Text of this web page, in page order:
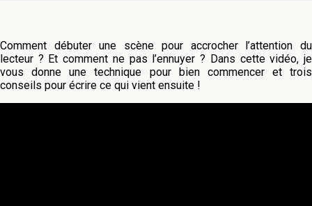
Comment débuter une scène pour accrocher l’attention du
lecteur ? Et comment ne pas l’ennuyer ? Dans cette vidéo, je
vous donne une technique pour bien commencer et trois
conseils pour écrire ce qui vient ensuite !